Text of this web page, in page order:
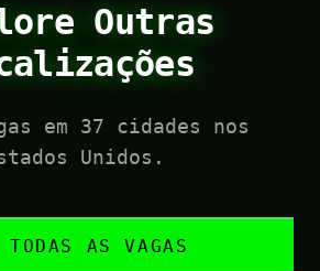
Outras
em 37 cidades nos
Unidos.
TODAS AS VAGAS